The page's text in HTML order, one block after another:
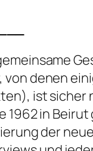
von denen
ist
1962 in
der